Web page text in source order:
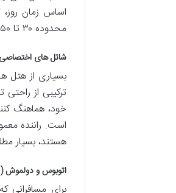
اساس زمان
محدوده ۳۰ تا ۵۰ یورو (یا معادل لیر ترکیه) قرار می گیرد، اما بهتر است پیش از حرکت، نرخ را با راننده هماهنگ کنند.
شاتل های اختصاصی
بسیاری از هتل
ترکیبی از
خود، هماهنگ
است. راننده
هستند، بسیار
اتوبوس و دولموش (Dolmuş)